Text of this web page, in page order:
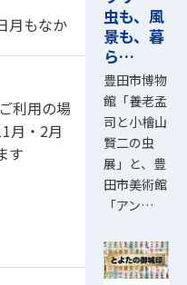
月もなか
利用の場
月・2月
す
虫も、風
景も、暮
ら…
豊田市博物
館「養老孟
司と小檜山
賢二の虫
展」と、豊
田市美術館
「アン…